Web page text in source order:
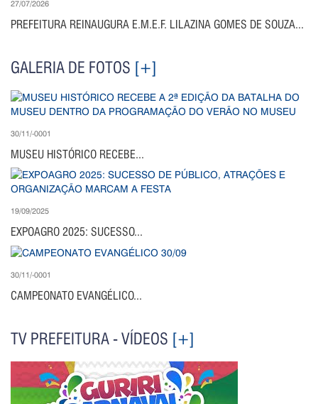
27/07/2026
PREFEITURA REINAUGURA E.M.E.F. LILAZINA GOMES DE SOUZA...
GALERIA DE FOTOS [+]
30/11/-0001
MUSEU HISTÓRICO RECEBE...
19/09/2025
EXPOAGRO 2025: SUCESSO...
30/11/-0001
CAMPEONATO EVANGÉLICO...
TV PREFEITURA - VÍDEOS [+]